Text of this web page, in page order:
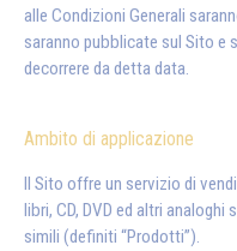
alle Condizioni Generali
saranno pubblicate sul Sito e
decorrere da detta data.
Ambito di applicazione
Il Sito offre un servizio di
libri, CD, DVD ed altri
simili (definiti “Prodotti”).